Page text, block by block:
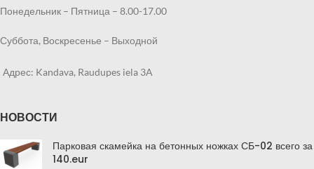
Понедельник – Пятница – 8.00-17.00
Суббота, Воскресенье – Выходной
Адрес: Kandava, Raudupes iela 3A
НОВОСТИ
Парковая скамейка на бетонных ножках СБ-02 всего за
140.eur